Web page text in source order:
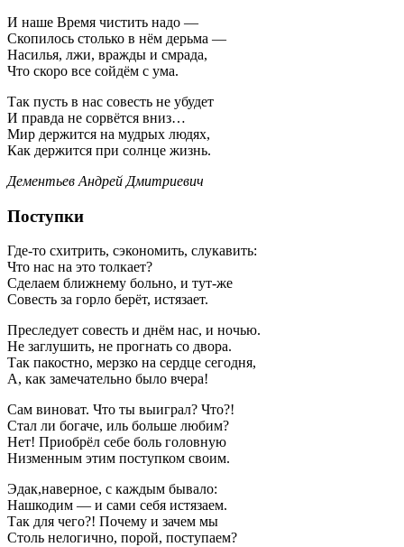
И наше Время чистить надо —
Скопилось столько в нём дерьма —
Насилья, лжи, вражды и смрада,
Что скоро все сойдём с ума.
Так пусть в нас совесть не убудет
И правда не сорвётся вниз…
Мир держится на мудрых людях,
Как держится при солнце жизнь.
Дементьев Андрей Дмитриевич
Поступки
Где-то схитрить, сэкономить, слукавить:
Что нас на это толкает?
Сделаем ближнему больно, и тут-же
Совесть за горло берёт, истязает.
Преследует совесть и днём нас, и ночью.
Не заглушить, не прогнать со двора.
Так пакостно, мерзко на сердце сегодня,
А, как замечательно было вчера!
Сам виноват. Что ты выиграл? Что?!
Стал ли богаче, иль больше любим?
Нет! Приобрёл себе боль головную
Низменным этим поступком своим.
Эдак,наверное, с каждым бывало:
Нашкодим — и сами себя истязаем.
Так для чего?! Почему и зачем мы
Столь нелогично, порой, поступаем?